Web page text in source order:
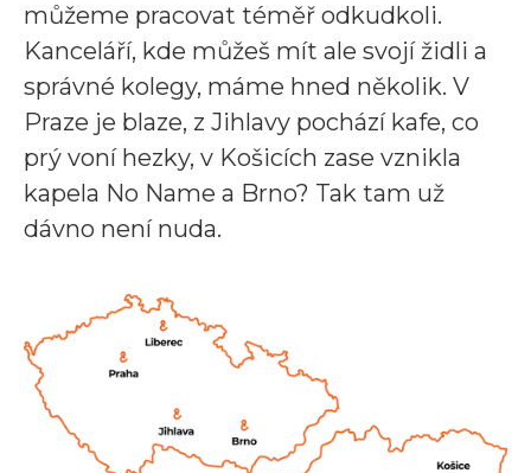
můžeme pracovat téměř odkudkoli.
Kanceláří, kde můžeš mít ale svojí židli a
správné kolegy, máme hned několik. V
Praze je blaze, z Jihlavy pochází kafe, co
prý voní hezky, v Košicích zase vznikla
kapela No Name a Brno? Tak tam už
dávno není nuda.